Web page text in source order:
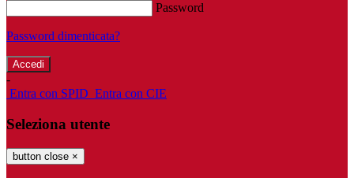
Password
Password dimenticata?
-
Entra con SPID Entra con CIE
Seleziona utente
button close ×